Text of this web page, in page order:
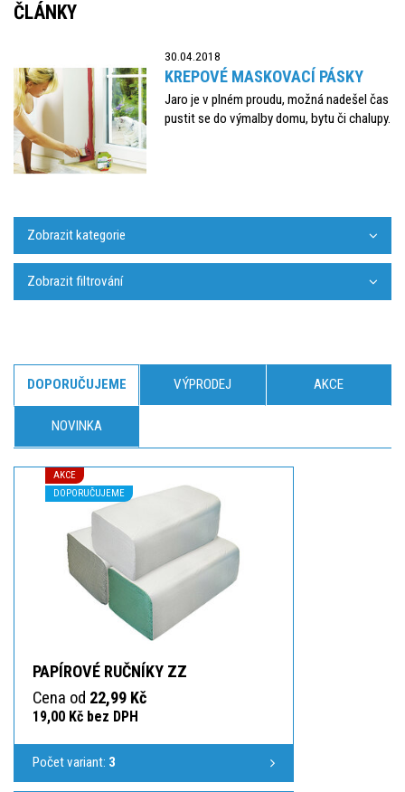
ČLÁNKY
30.04.2018
KREPOVÉ MASKOVACÍ PÁSKY
Jaro je v plném proudu, možná nadešel čas
pustit se do výmalby domu, bytu či chalupy.
Zobrazit kategorie
Zobrazit filtrování
DOPORUČUJEME VÝPRODEJ AKCE
NOVINKA
AKCE
DOPORUČUJEME
PAPÍROVÉ RUČNÍKY ZZ
Cena od 22,99 Kč
19,00 Kč bez DPH
Počet variant: 3